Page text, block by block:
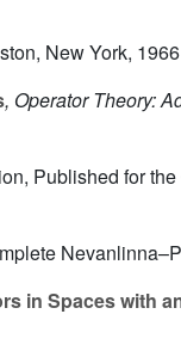
New York, 1966
, Operator Theory:
Published for
in Spaces with